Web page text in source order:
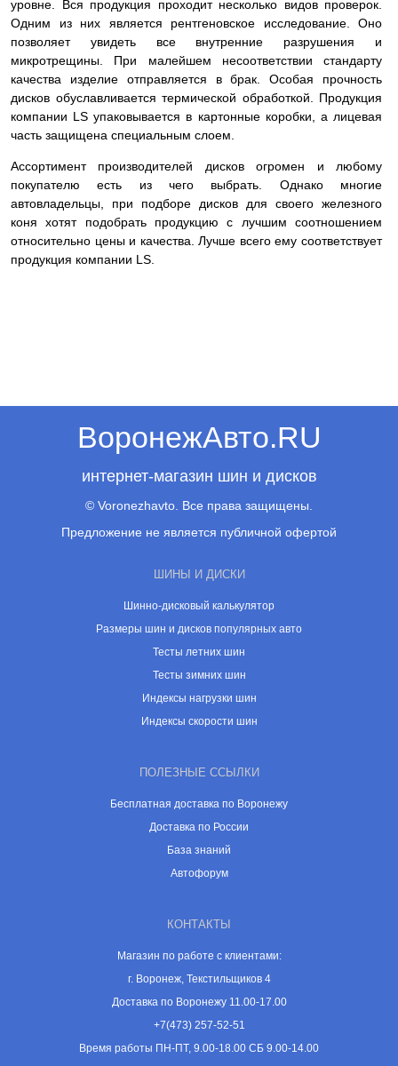
уровне. Вся продукция проходит несколько видов проверок.
Одним из них является рентгеновское исследование. Оно
позволяет увидеть все внутренние разрушения и
микротрещины. При малейшем несоответствии стандарту
качества изделие отправляется в брак. Особая прочность
дисков обуславливается термической обработкой. Продукция
компании LS упаковывается в картонные коробки, а лицевая
часть защищена специальным слоем.
Ассортимент производителей дисков огромен и любому
покупателю есть из чего выбрать. Однако многие
автовладельцы, при подборе дисков для своего железного
коня хотят подобрать продукцию с лучшим соотношением
относительно цены и качества. Лучше всего ему соответствует
продукция компании LS.
ВоронежАвто.RU
интернет-магазин шин и дисков
© Voronezhavto. Все права защищены.
Предложение не является публичной офертой
ШИНЫ И ДИСКИ
Шинно-дисковый калькулятор
Размеры шин и дисков популярных авто
Тесты летних шин
Тесты зимних шин
Индексы нагрузки шин
Индексы скорости шин
ПОЛЕЗНЫЕ ССЫЛКИ
Бесплатная доставка по Воронежу
Доставка по России
База знаний
Автофорум
КОНТАКТЫ
Магазин по работе с клиентами:
г. Воронеж, Текстильщиков 4
Доставка по Воронежу 11.00-17.00
+7(473) 257-52-51
Время работы ПН-ПТ, 9.00-18.00 СБ 9.00-14.00